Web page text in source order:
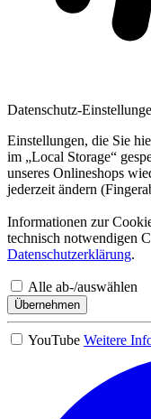
Datenschutz-
Einstellungen, die Sie
im „Local Storage“
unseres Onlineshops
jederzeit ändern
Informationen zur
technisch notwendigen
Datenschutzerklärung.
Alle ab-/auswählen
Übernehmen
YouTube Weitere